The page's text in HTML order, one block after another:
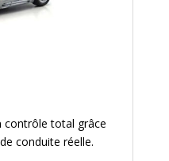
contrôle total grâce
conduite réelle.